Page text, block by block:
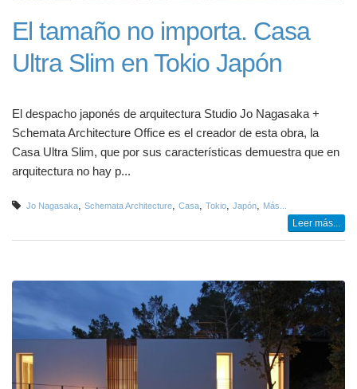
El tamaño no importa. Casa
Ultra Slim en Tokio Japón
El despacho japonés de arquitectura Studio Jo Nagasaka +
Schemata Architecture Office es el creador de esta obra, la
Casa Ultra Slim, que por sus características demuestra que en
arquitectura no hay p...
Jo Nagasaka Schemata Architecture Casa Tokio Japón Más...
Leer más...